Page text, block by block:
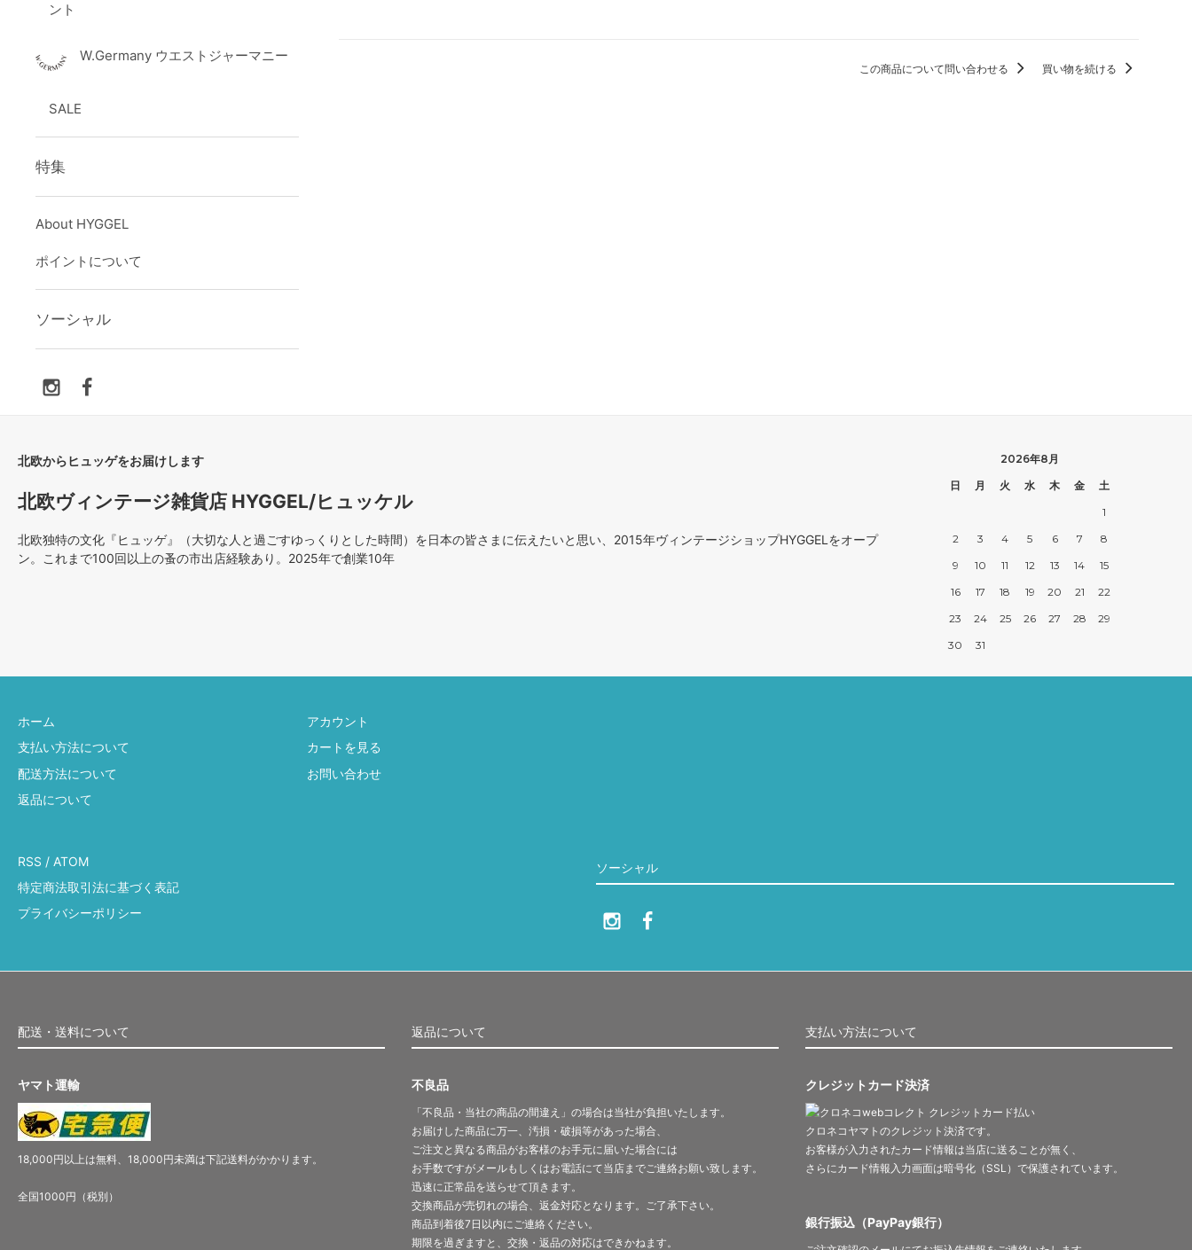
この商品について問い合わせる 買い物を続ける
ント
W.Germany ウエストジャーマニー
SALE
特集
About HYGGEL
ポイントについて
ソーシャル
北欧からヒュッゲをお届けします
北欧ヴィンテージ雑貨店 HYGGEL/ヒュッケル
北欧独特の文化『ヒュッゲ』（大切な人と過ごすゆっくりとした時間）を日本の皆さまに伝えたいと思い、2015年ヴィンテージショップHYGGELをオープ
ン。これまで100回以上の蚤の市出店経験あり。2025年で創業10年
2026年8月
日
月 火 水 木 金
土
1
2
3 4 5 6 7
8
9
10 11 12 13 14
15
16
17 18 19 20 21
22
23
24 25 26 27 28
29
30
31
ホーム
支払い方法について
配送方法について
返品について
アカウント
カートを見る
お問い合わせ
ソーシャル
RSS / ATOM
特定商法取引法に基づく表記
プライバシーポリシー
配送・送料について
ヤマト運輸
18,000円以上は無料、18,000円未満は下記送料がかかります。
全国1000円（税別）
返品について
不良品
「不良品・当社の商品の間違え」の場合は当社が負担いたします。
お届けした商品に万一、汚損・破損等があった場合、
ご注文と異なる商品がお客様のお手元に届いた場合には
お手数ですがメールもしくはお電話にて当店までご連絡お願い致します。
迅速に正常品を送らせて頂きます。
交換商品が売切れの場合、返金対応となります。ご了承下さい。
商品到着後7日以内にご連絡ください。
期限を過ぎますと、交換・返品の対応はできかねます。
支払い方法について
クレジットカード決済
クロネコヤマトのクレジット決済です。
お客様が入力されたカード情報は当店に送ることが無く、
さらにカード情報入力画面は暗号化（SSL）で保護されています。
銀行振込（PayPay銀行）